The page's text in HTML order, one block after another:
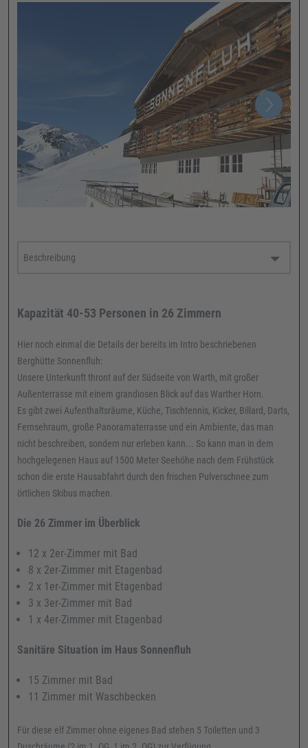
Kapazität 40-53 Personen in 26 Zimmern
Hier noch einmal die Details der bereits im Intro beschriebenen
Berghütte Sonnenfluh:
Unsere Unterkunft thront auf der Südseite von Warth, mit großer
Außenterrasse mit einem grandiosen Blick auf das Warther Horn.
Es gibt zwei Aufenthaltsräume, Küche, Tischtennis, Kicker, Billard, Darts,
Fernsehraum, große Panoramaterrasse und ein Ambiente, das man
nicht beschreiben, sondern nur erleben kann... So kann man in dem
hochgelegenen Haus auf 1500 Meter Seehöhe nach dem Frühstück
schon die erste Hausabfahrt durch den frischen Pulverschnee zum
örtlichen Skibus machen.
Die 26 Zimmer im Überblick
12 x 2er-Zimmer mit Bad
8 x 2er-Zimmer mit Etagenbad
2 x 1er-Zimmer mit Etagenbad
3 x 3er-Zimmer mit Bad
1 x 4er-Zimmer mit Etagenbad
Sanitäre Situation im Haus Sonnenfluh
15 Zimmer mit Bad
11 Zimmer mit Waschbecken
Für diese elf Zimmer ohne eigenes Bad stehen 5 Toiletten und 3